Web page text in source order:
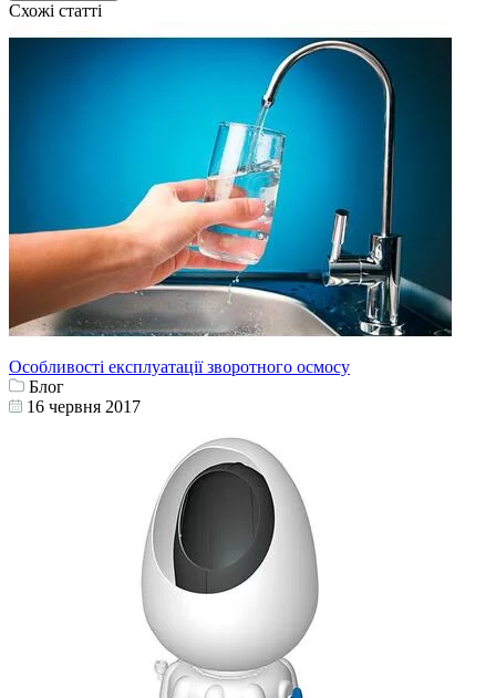
Схожі статті
Особливості експлуатації зворотного осмосу
Блог
16 червня 2017